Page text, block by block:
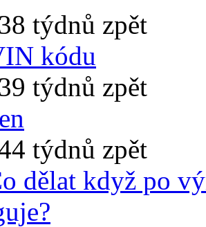
týdnů zpět
kódu
týdnů zpět
týdnů zpět
dělat když po